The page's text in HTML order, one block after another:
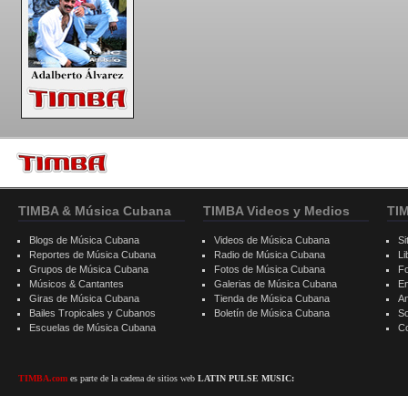
TIMBA & Música Cubana
Blogs de Música Cubana
Reportes de Música Cubana
Grupos de Música Cubana
Músicos & Cantantes
Giras de Música Cubana
Bailes Tropicales y Cubanos
Escuelas de Música Cubana
TIMBA.com es parte de la cadena de sitios web LATIN PULSE MUSIC:
TIMBA Videos y Medios
Videos de Música Cubana
Radio de Música Cubana
Fotos de Música Cubana
Galerias de Música Cubana
Tienda de Música Cubana
Boletín de Música Cubana